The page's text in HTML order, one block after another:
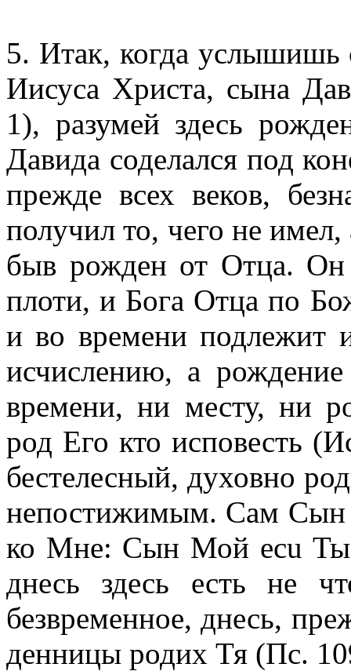
5. Итак, когда услышишь
Иисусa Христа, сына
1), разумей здесь
Давида соделался под
прежде всех веков,
получил то, чего не имел,
быв рожден от Отца.
плоти, и Бога Отца по
и во времени подлежит
исчислению, а
времени, ни месту, ни
род Его кто исповесть
бестелесный, духовно
непостижимым. Сам Сын
ко Мне: Сын Мой ecu
днесь здесь есть не
безвременное, днесь,
денницы родих Тя (Пс.